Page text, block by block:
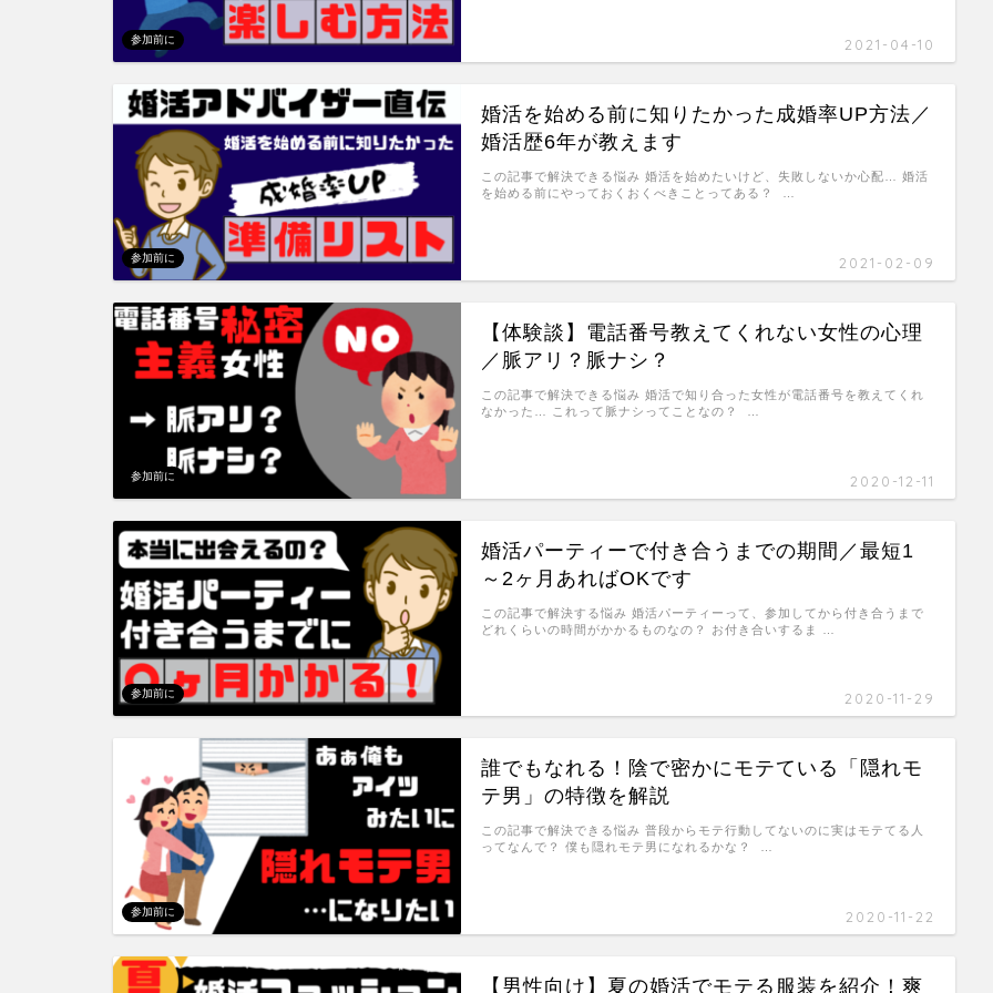
参加前に 2021-04-10
参加前に
婚活を始める前に知りたかった成婚率UP方法／
婚活歴6年が教えます
2021-02-09
この記事で解決できる悩み 婚活を始めたいけど、失敗しないか心配… 婚活
を始める前にやっておくおくべきことってある？ …
参加前に
【体験談】電話番号教えてくれない女性の心理
／脈アリ？脈ナシ？
2020-12-11
この記事で解決できる悩み 婚活で知り合った女性が電話番号を教えてくれ
なかった… これって脈ナシってことなの？ …
参加前に
婚活パーティーで付き合うまでの期間／最短1
～2ヶ月あればOKです
2020-11-29
この記事で解決する悩み 婚活パーティーって、参加してから付き合うまで
どれくらいの時間がかかるものなの？ お付き合いするま …
参加前に
誰でもなれる！陰で密かにモテている「隠れモ
テ男」の特徴を解説
2020-11-22
この記事で解決できる悩み 普段からモテ行動してないのに実はモテてる人
ってなんで？ 僕も隠れモテ男になれるかな？ …
【男性向け】夏の婚活でモテる服装を紹介！爽